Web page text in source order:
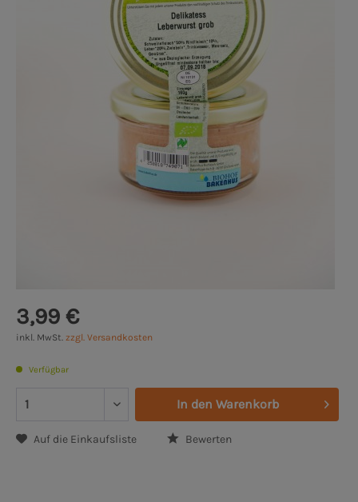
3,99 €
inkl. MwSt. zzgl. Versandkosten
Verfügbar
In den Warenkorb
Auf die Einkaufsliste Bewerten